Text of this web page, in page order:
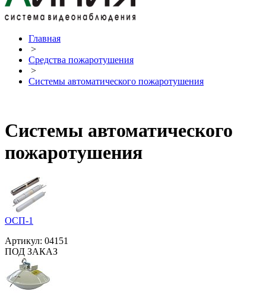
Главная
>
Средства пожаротушения
>
Системы автоматического пожаротушения
Системы автоматического
пожаротушения
ОСП-1
Артикул: 04151
ПОД ЗАКАЗ